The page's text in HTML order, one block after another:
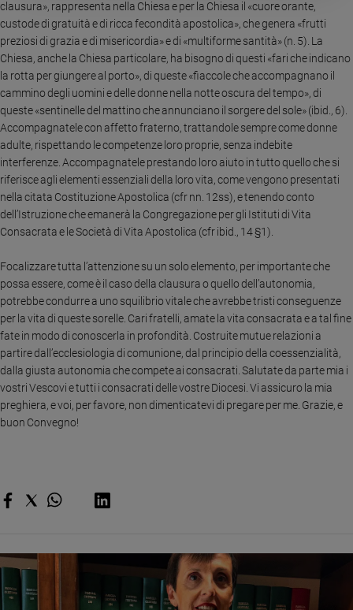
clausura», rappresenta nella Chiesa e per la Chiesa il «cuore orante,
custode di gratuità e di ricca fecondità apostolica», che genera «frutti
preziosi di grazia e di misericordia» e di «multiforme santità» (n. 5). La
Chiesa, anche la Chiesa particolare, ha bisogno di questi «fari che indicano
la rotta per giungere al porto», di queste «fiaccole che accompagnano il
cammino degli uomini e delle donne nella notte oscura del tempo», di
queste «sentinelle del mattino che annunciano il sorgere del sole» (ibid., 6).
Accompagnatele con affetto fraterno, trattandole sempre come donne
adulte, rispettando le competenze loro proprie, senza indebite
interferenze. Accompagnatele prestando loro aiuto in tutto quello che si
riferisce agli elementi essenziali della loro vita, come vengono presentati
nella citata Costituzione Apostolica (cfr nn. 12ss), e tenendo conto
dell’Istruzione che emanerà la Congregazione per gli Istituti di Vita
Consacrata e le Società di Vita Apostolica (cfr ibid., 14 §1).
Focalizzare tutta l’attenzione su un solo elemento, per importante che
possa essere, come è il caso della clausura o quello dell’autonomia,
potrebbe condurre a uno squilibrio vitale che avrebbe tristi conseguenze
per la vita di queste sorelle. Cari fratelli, amate la vita consacrata e a tal fine
fate in modo di conoscerla in profondità. Costruite mutue relazioni a
partire dall’ecclesiologia di comunione, dal principio della coessenzialità,
dalla giusta autonomia che compete ai consacrati. Salutate da parte mia i
vostri Vescovi e tutti i consacrati delle vostre Diocesi. Vi assicuro la mia
preghiera, e voi, per favore, non dimenticatevi di pregare per me. Grazie, e
buon Convegno!